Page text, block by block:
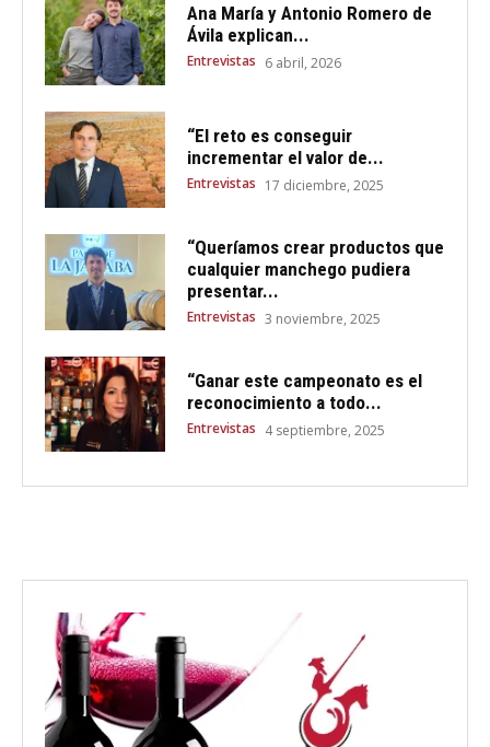
Ana María y Antonio Romero de
Ávila explican...
Entrevistas 6 abril, 2026
“El reto es conseguir
incrementar el valor de...
Entrevistas 17 diciembre, 2025
“Queríamos crear productos que
cualquier manchego pudiera
presentar...
Entrevistas 3 noviembre, 2025
“Ganar este campeonato es el
reconocimiento a todo...
Entrevistas 4 septiembre, 2025